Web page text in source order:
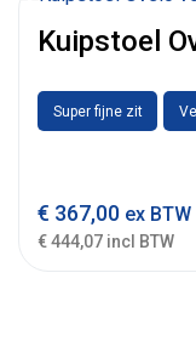
Kuipstoel
Super fijne zit
€ 367,00 ex BTW
€ 444,07 incl BTW